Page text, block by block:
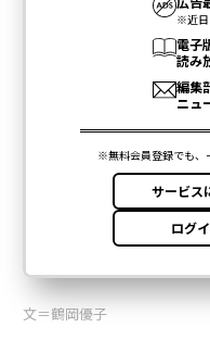
文＝鶴岡優子